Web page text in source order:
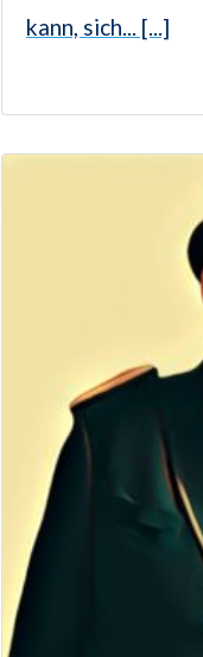
kann, sich... [...]